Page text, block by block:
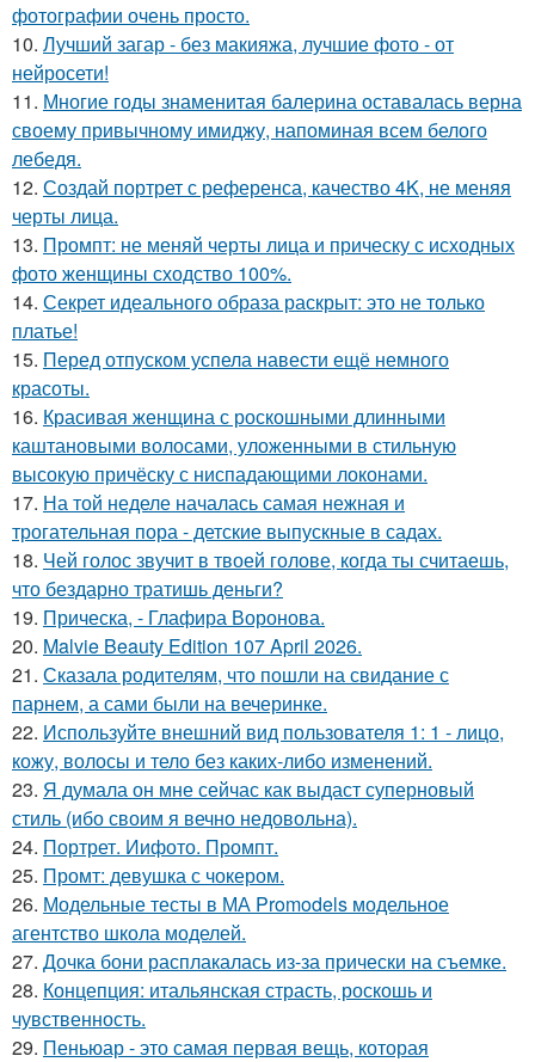
фотографии очень просто.
10. Лучший загар - без макияжа, лучшие фото - от
нейросети!
11. Многие годы знаменитая балерина оставалась верна
своему привычному имиджу, напоминая всем белого
лебедя.
12. Создай портрет с референса, качество 4K, не меняя
черты лица.
13. Промпт: не меняй черты лица и прическу с исходных
фото женщины сходство 100%.
14. Секрет идеального образа раскрыт: это не только
платье!
15. Перед отпуском успела навести ещё немного
красоты.
16. Красивая женщина с роскошными длинными
каштановыми волосами, уложенными в стильную
высокую причёску с ниспадающими локонами.
17. На той неделе началась самая нежная и
трогательная пора - детские выпускные в садах.
18. Чей голос звучит в твоей голове, когда ты считаешь,
что бездарно тратишь деньги?
19. Прическа, - Глафира Воронова.
20. Malvie Beauty Edition 107 April 2026.
21. Сказала родителям, что пошли на свидание с
парнем, а сами были на вечеринке.
22. Используйте внешний вид пользователя 1: 1 - лицо,
кожу, волосы и тело без каких-либо изменений.
23. Я думала он мне сейчас как выдаст суперновый
стиль (ибо своим я вечно недовольна).
24. Портрет. Иифото. Промпт.
25. Промт: девушка с чокером.
26. Модельные тесты в МА Promodels модельное
агентство школа моделей.
27. Дочка бони расплакалась из-за прически на съемке.
28. Концепция: итальянская страсть, роскошь и
чувственность.
29. Пеньюар - это самая первая вещь, которая